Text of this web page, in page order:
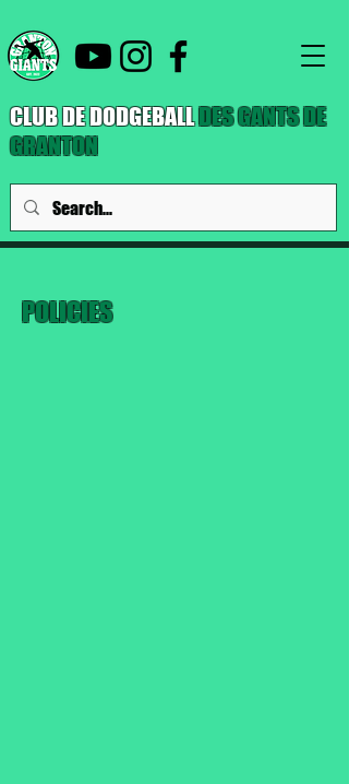
CLUB DE DODGEBALLDES GANTS DE
GRANTON
POLICIES